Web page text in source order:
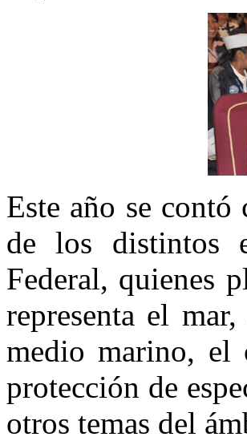
Este año se
de los distintos
Federal, quienes
representa el
medio marino, el
protección de
otros temas del